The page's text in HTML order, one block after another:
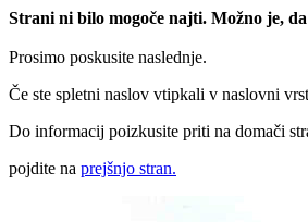
Strani ni bilo mogoče najti. Možno je,
Prosimo poskusite naslednje.
Če ste spletni naslov vtipkali v naslovni
Do informacij poizkusite priti na domači
pojdite na prejšnjo stran.